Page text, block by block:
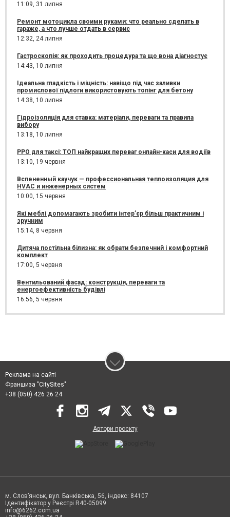
11:09, 31 липня
Ремонт мотоцикла своими руками: что реально сделать в
гараже, а что лучше отдать в сервис
12:32, 24 липня
Гастроскопія: як проходить процедура та що вона діагностує
14:43, 10 липня
Ідеальна гладкість і міцність: навіщо під час заливки
промислової підлоги використовують топінг для бетону
14:38, 10 липня
Гідроізоляція для ставка: матеріали, переваги та правила
вибору
13:18, 10 липня
РРО для таксі: ТОП найкращих переваг онлайн-каси для водіїв
13:10, 19 червня
Вспененный каучук — профессиональная теплоизоляция для
HVAC и инженерных систем
10:00, 15 червня
Які меблі допомагають зробити інтер’єр більш практичним і
зручним
15:14, 8 червня
Дитяча постільна білизна: як обрати безпечний і комфортний
комплект
17:00, 5 червня
Вентильований фасад: конструкція, переваги та
енергоефективність будівлі
16:56, 5 червня
Реклама на сайті
Франшиза "CitySites"
+38 (050) 426 26 24
Автори проєкту
м. Слов’янськ, вул. Банківська, 56, індекс: 84107
Ідентифікатор у Реєстрі R40-05099
info@6262.com.ua